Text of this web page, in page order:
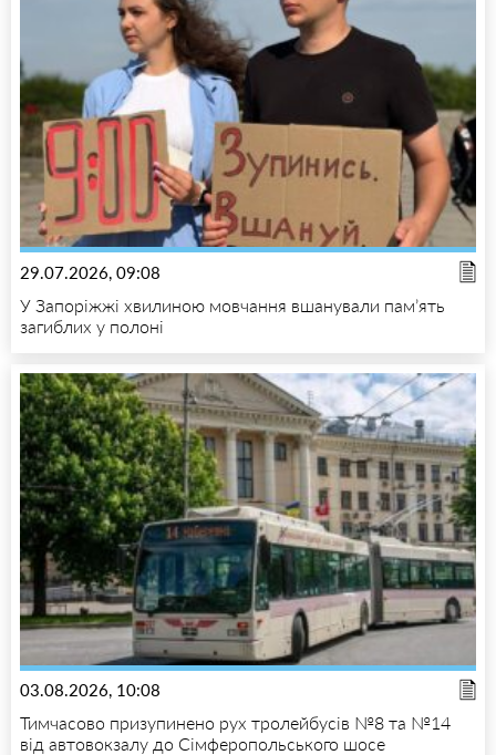
29.07.2026, 09:08
У Запоріжжі хвилиною мовчання вшанували пам’ять
загиблих у полоні
03.08.2026, 10:08
Тимчасово призупинено рух тролейбусів №8 та №14
від автовокзалу до Сімферопольського шосе